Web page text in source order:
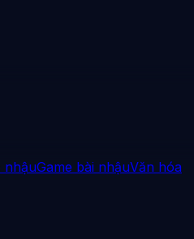
nhậuGame bài nhậuVăn hóa